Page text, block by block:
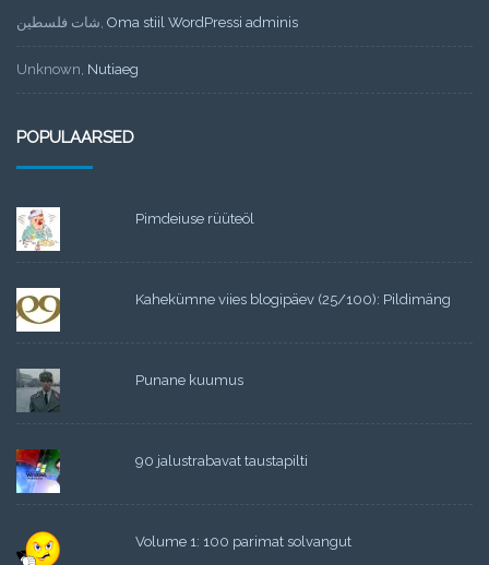
شات فلسطين Oma stiil WordPressi adminis
Unknown Nutiaeg
POPULAARSED
Pimdeiuse rüüteöl
Kahekümne viies blogipäev (25/100): Pildimäng
Punane kuumus
90 jalustrabavat taustapilti
Volume 1: 100 parimat solvangut